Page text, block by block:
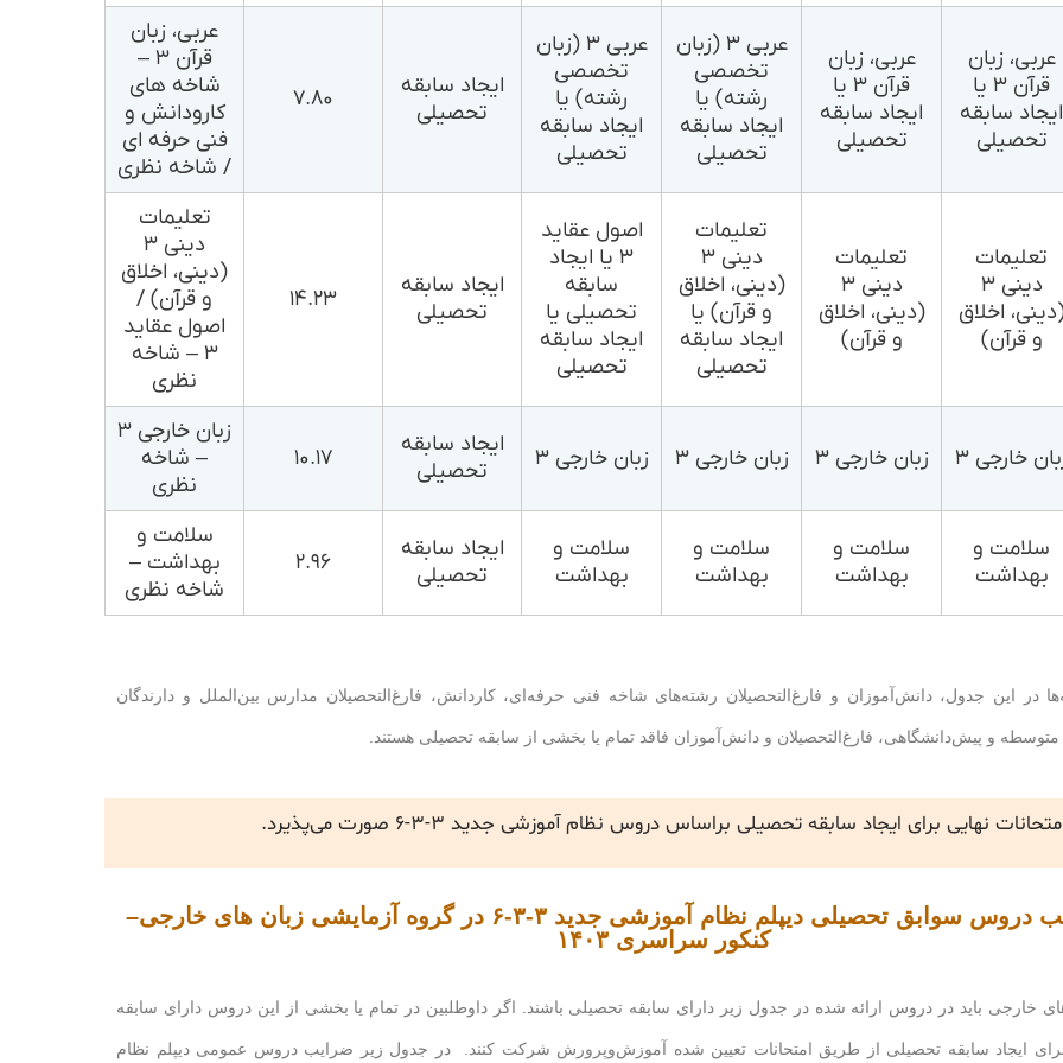
عربی، زبان
قرآن ۳ یا
ایجاد سابقه
تحصیلی
عربی، زبان
قرآن ۳ یا
ایجاد سابقه
تحصیلی
عربی ۳ (زبان
تخصصی
رشته) یا
ایجاد سابقه
تحصیلی
عربی ۳ (زبان
تخصصی
رشته) یا
ایجاد سابقه
تحصیلی
ایجاد سابقه
تحصیلی
۷.۸۰
عربی، زبان
قرآن ۳ –
شاخه های
کارودانش و
فنی حرفه ای
/ شاخه نظری
تعلیمات
دینی ۳
اخلاق
و قرآن)
تعلیمات
دینی ۳
(دینی، اخلاق
و قرآن)
تعلیمات
دینی ۳
(دینی، اخلاق
و قرآن) یا
ایجاد سابقه
تحصیلی
اصول عقاید
۳ یا ایجاد
سابقه
تحصیلی یا
ایجاد سابقه
تحصیلی
ایجاد سابقه
تحصیلی
۱۴.۲۳
تعلیمات
دینی ۳
(دینی، اخلاق
و قرآن) /
اصول عقاید
۳ – شاخه
نظری
خارجی ۳ زبان خارجی ۳ زبان خارجی ۳ زبان خارجی ۳
ایجاد سابقه
تحصیلی
۱۰.۱۷
زبان خارجی ۳
– شاخه
نظری
سلامت و
بهداشت
سلامت و
بهداشت
سلامت و
بهداشت
سلامت و
بهداشت
ایجاد سابقه
تحصیلی
۲.۹۶
سلامت و
بهداشت –
شاخه نظری
در این جدول، دانش‌آموزان و فارغ‌التحصیلان رشته‌های شاخه فنی حرفه‌ای، کاردانش، فارغ‌التحصیلان مدارس بین‌الملل و دارندگان
متوسطه و پیش‌دانشگاهی، فارغ‌التحصیلان و دانش‌آموزان فاقد تمام یا بخشی از سابقه تحصیلی هستند.
نهایی برای ایجاد سابقه تحصیلی براساس دروس نظام آموزشی جدید ۳-۳-۶ صورت می‌پذیرد.
عناوین و ضرایب دروس سوابق تحصیلی دیپلم نظام آموزشی جدید ۳-۳-۶ در گروه آزمایشی زبان های خارجی–
کنکور سراسری ۱۴۰۳
خارجی باید در دروس ارائه شده در جدول زیر دارای سابقه تحصیلی باشند. اگر داوطلبین در تمام یا بخشی از این دروس دارای سابقه
برای ایجاد سابقه تحصیلی از طریق امتحانات تعیین شده آموزش‌وپرورش شرکت کنند. در جدول زیر ضرایب دروس عمومی دیپلم نظام